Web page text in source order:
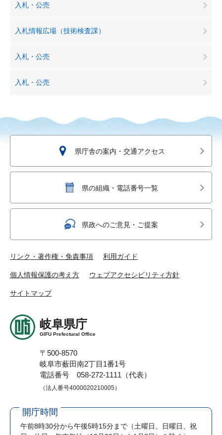
入札・公売
入札情報広場（技術検査課）
入札・公売
入札・公売
県庁舎の案内・交通アクセス
県の組織・電話番号一覧
県政へのご意見・ご提案
リンク・著作権・免責事項 利用ガイド
個人情報保護の考え方 ウェブアクセシビリティ方針
サイトマップ
岐阜県庁
GIFU Prefectural Office
〒500-8570
岐阜市薮田南2丁目1番1号
電話番号 058-272-1111（代表）
（法人番号4000020210005）
開庁時間
午前8時30分から午後5時15分まで （土曜日、日曜日、祝